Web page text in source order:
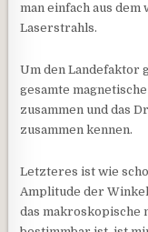
man einfach aus
Laserstrahls.
Um den Landefaktor
gesamte
zusammen und das
zusammen kennen.
Letzteres ist wie
Amplitude der
das makroskopische